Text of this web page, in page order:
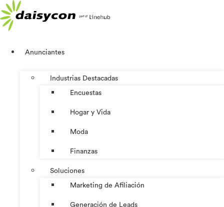
al
contenido
Anunciantes
Industrias Destacadas
Encuestas
Hogar y Vida
Moda
Finanzas
Soluciones
Marketing de Afiliación
Generación de Leads